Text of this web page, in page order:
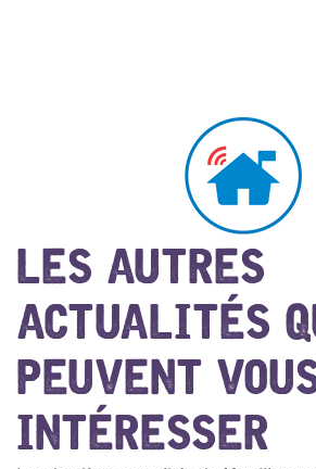
LES AUTRES
ACTUALITÉS
PEUVENT
INTÉRESSER